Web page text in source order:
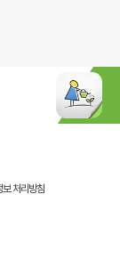
보 처리방침